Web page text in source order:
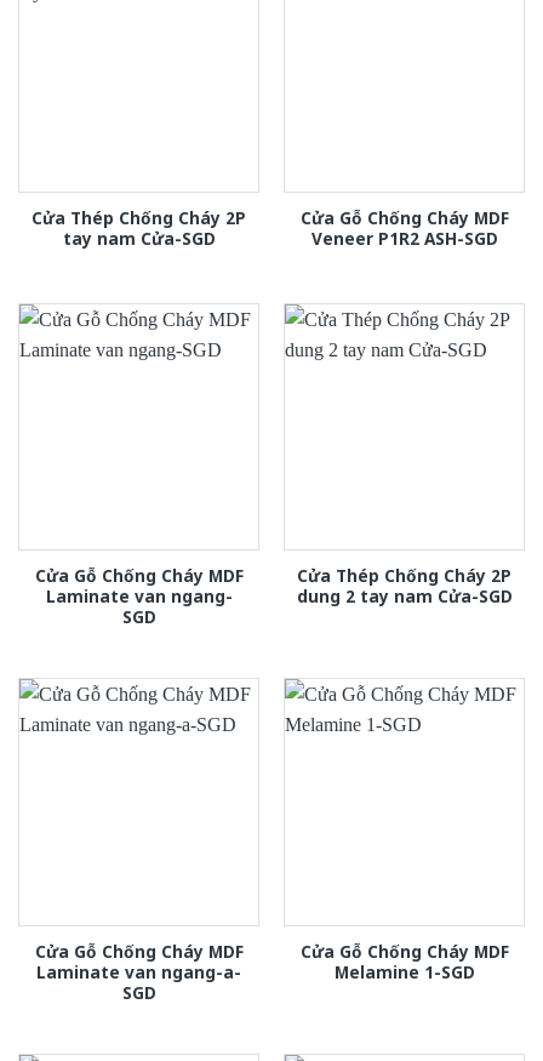
Cửa Thép Chống Cháy 2P
tay nam Cửa-SGD
Cửa Gỗ Chống Cháy MDF
Veneer P1R2 ASH-SGD
Cửa Gỗ Chống Cháy MDF
Laminate van ngang-
SGD
Cửa Thép Chống Cháy 2P
dung 2 tay nam Cửa-SGD
Cửa Gỗ Chống Cháy MDF
Laminate van ngang-a-
SGD
Cửa Gỗ Chống Cháy MDF
Melamine 1-SGD